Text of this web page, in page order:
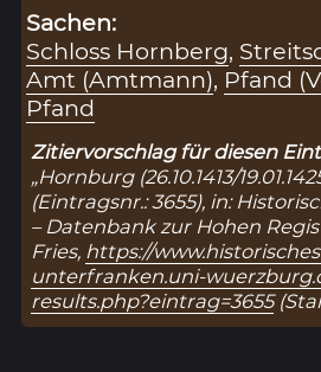
Sachen:
Schloss Hornberg,
Amt (Amtmann), Pfand
Pfand
Zitiervorschlag für diesen
„Hornburg (26.10.1413/
(Eintragsnr.: 3655), in:
– Datenbank zur Hohen
Fries, https://
unterfranken.uni-
results.php?eintrag=3655